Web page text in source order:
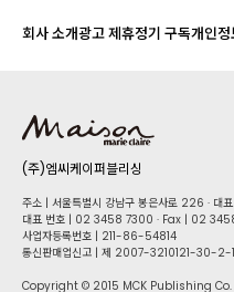
회사 소개광고 제휴정기 구독개인
(주)엠씨케이퍼블리싱
주소 | 서울특별시 강남구 봉은사로 226 · 대
대표 번호 | 02 34​58 7300 · Fax | 02
사업자등록번호 | 211-86-5​4814
통신판매업신고 | 제 2007-3210121-30-2-
Copyright © 2015 MCK Publishing